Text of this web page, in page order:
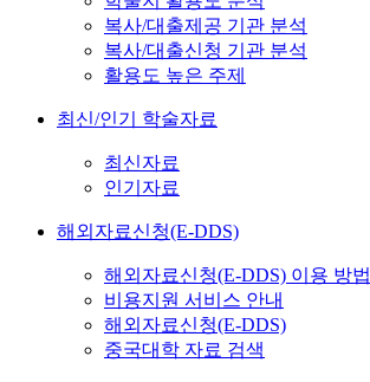
복사/대출제공 기관 분석
복사/대출신청 기관 분석
활용도 높은 주제
최신/인기 학술자료
최신자료
인기자료
해외자료신청(E-DDS)
해외자료신청(E-DDS) 이용 방법
비용지원 서비스 안내
해외자료신청(E-DDS)
중국대학 자료 검색